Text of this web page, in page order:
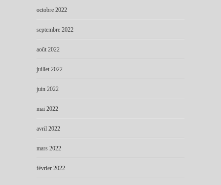
octobre 2022
septembre 2022
août 2022
juillet 2022
juin 2022
mai 2022
avril 2022
mars 2022
février 2022